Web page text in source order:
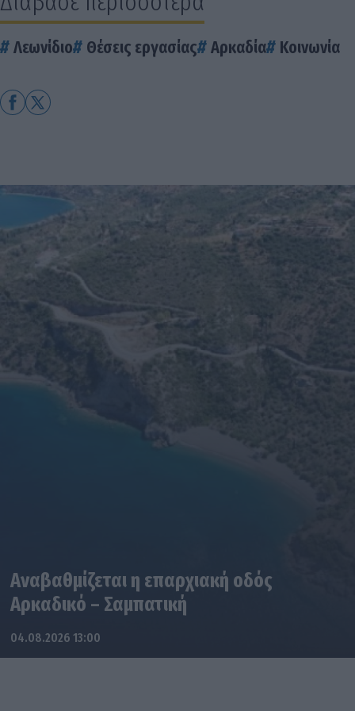
Λεωνίδιο Θέσεις εργασίας Αρκαδία Κοινωνία
Αναβαθμίζεται η επαρχιακή οδός
Αρκαδικό – Σαμπατική
04.08.2026 13:00